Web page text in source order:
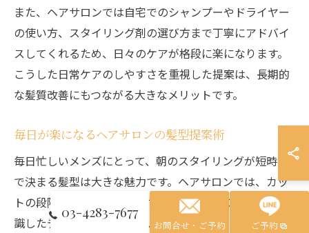
また、ヘアサロンでは自宅でのシャンプーやドライヤー
の使い方、スタイリング剤の選び方まで丁寧にアドバイ
スしてくれるため、日々のケアが格段に楽になります。
こうした日常ケアのしやすさを重視した提案は、長期的
な髪質改善にもつながる大きなメリットです。
毎日が楽になるヘアサロンの髪型提案術
毎日忙しいメンズにとって、朝のスタイリングが短時間
で決まる髪型は大きな魅力です。ヘアサロンでは、カッ
トの段階から「まとまりやすさ」や「崩れにくさ」を意
識したデザインを提案しています。例えば、髪の生え癖
03-4283-7677
お問合せ・ご予約 ご予約